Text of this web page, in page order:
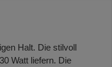
Halt. Die stilvoll
Watt liefern. Die